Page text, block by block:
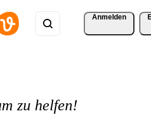
Anmelden
zu helfen!